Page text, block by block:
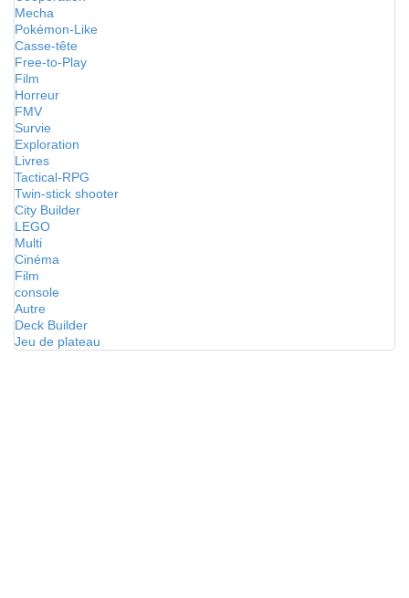
Mecha
Pokémon-Like
Casse-tête
Free-to-Play
Film
Horreur
FMV
Survie
Exploration
Livres
Tactical-RPG
Twin-stick shooter
City Builder
LEGO
Multi
Cinéma
Film
console
Autre
Deck Builder
Jeu de plateau